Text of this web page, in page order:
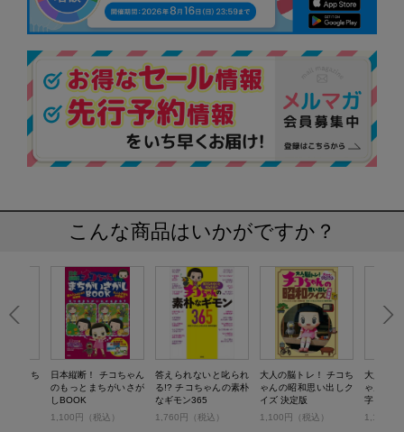
こんな商品はいかがですか？
チコち
日本縦断！ チコちゃん
のもっとまちがいさが
しBOOK
1,100円（税込）
答えられないと叱られ
る!? チコちゃんの素朴
なギモン365
1,760円（税込）
大人の脳トレ！ チコち
ゃんの昭和思い出しク
イズ 決定版
1,100円（税込）
大人の脳
ゃんの
字・こと
1,100円